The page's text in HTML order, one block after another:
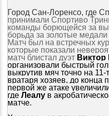
Город Сан-Лоренсо, где
принимали Спортиво
команды борющейся за
борьда за золотые
Матч был на встречных
которые показали
матч блистал дуэт
организовали быстрый
выкрутив мяч точно на
вратаря хозяев, до конца
первой же атаке
где Леалу в
матче.